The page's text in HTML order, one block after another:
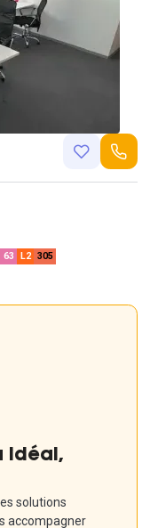
63 L2 305
idéal,
solutions
accompagner